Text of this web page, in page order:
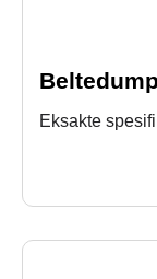
Eksakte